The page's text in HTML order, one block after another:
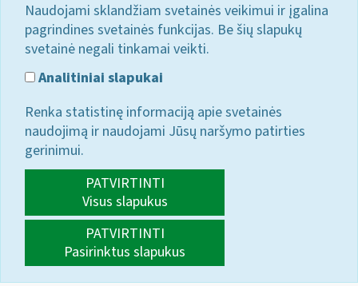
Naudojami sklandžiam svetainės veikimui ir įgalina
pagrindines svetainės funkcijas. Be šių slapukų
svetainė negali tinkamai veikti.
Analitiniai slapukai
Renka statistinę informaciją apie svetainės
naudojimą ir naudojami Jūsų naršymo patirties
gerinimui.
PATVIRTINTI
Visus slapukus
PATVIRTINTI
Pasirinktus slapukus